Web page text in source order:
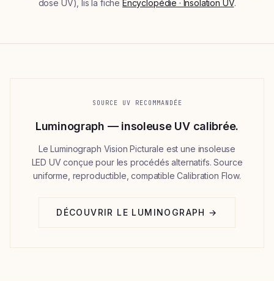
dose UV), lis la fiche Encyclopédie · Insolation UV.
SOURCE UV RECOMMANDÉE
Luminograph — insoleuse UV calibrée.
Le Luminograph Vision Picturale est une insoleuse
LED UV conçue pour les procédés alternatifs. Source
uniforme, reproductible, compatible Calibration Flow.
DÉCOUVRIR LE LUMINOGRAPH →